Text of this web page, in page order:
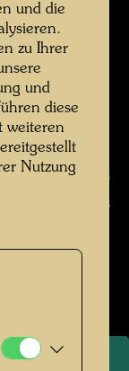
Rolf M. Aagaard ©
Rolf M. Aagaard
und die
zu Ihrer
und
diese
weiteren
Nutzung